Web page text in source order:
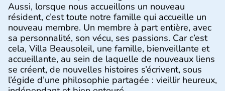
Aussi, lorsque nous accueillons un nouveau
résident, c’est toute notre famille qui accueille un
nouveau membre. Un membre à part entière, avec
sa personnalité, son vécu, ses passions. Car c’est
cela, Villa Beausoleil, une famille, bienveillante et
accueillante, au sein de laquelle de nouveaux liens
se créent, de nouvelles histoires s’écrivent, sous
l’égide d’une philosophie partagée : vieillir heureux,